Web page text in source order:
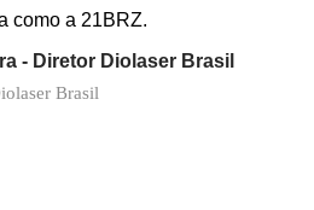
como a 21BRZ.
- Diretor Diolaser Brasil
Brasil